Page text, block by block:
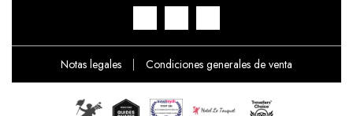
Notas legales Condiciones generales de venta